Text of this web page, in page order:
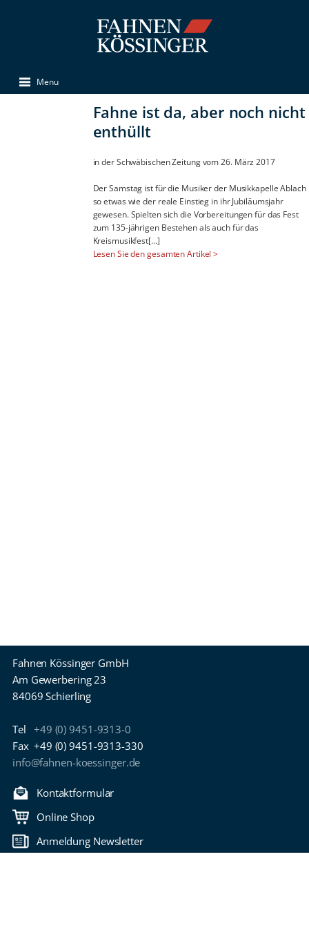
Menu
Fahne ist da, aber noch nicht
enthüllt
in der Schwäbischen Zeitung vom 26. März 2017
Der Samstag ist für die Musiker der Musikkapelle Ablach
so etwas wie der reale Einstieg in ihr Jubiläumsjahr
gewesen. Spielten sich die Vorbereitungen für das Fest
zum 135-jährigen Bestehen als auch für das
Kreismusikfest[...]
Lesen Sie den gesamten Artikel >
Fahnen Kössinger GmbH
Am Gewerbering 23
84069 Schierling
Tel +49 (0) 9451-9313-0
Fax +49 (0) 9451-9313-330
info@fahnen-koessinger.de
Kontaktformular
Online Shop
Anmeldung Newsletter